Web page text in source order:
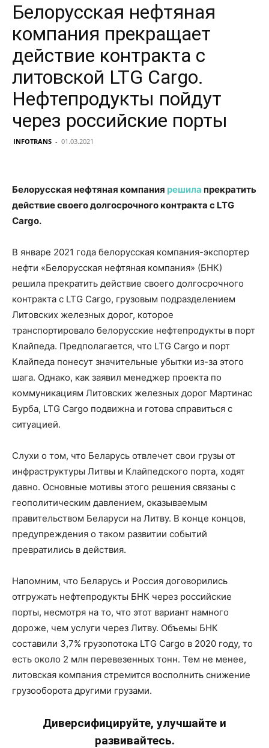
Белорусская нефтяная
компания прекращает
действие контракта с
литовской LTG Cargo.
Нефтепродукты пойдут
через российские порты
INFOTRANS - 01.03.2021
Белорусская нефтяная компания решила прекратить
действие своего долгосрочного контракта с LTG
Cargo.
В январе 2021 года белорусская компания-экспортер
нефти «Белорусская нефтяная компания» (БНК)
решила прекратить действие своего долгосрочного
контракта с LTG Cargo, грузовым подразделением
Литовских железных дорог, которое
транспортировало белорусские нефтепродукты в порт
Клайпеда. Предполагается, что LTG Cargo и порт
Клайпеда понесут значительные убытки из-за этого
шага. Однако, как заявил менеджер проекта по
коммуникациям Литовских железных дорог Мартинас
Бурба, LTG Cargo подвижна и готова справиться с
ситуацией.
Слухи о том, что Беларусь отвлечет свои грузы от
инфраструктуры Литвы и Клайпедского порта, ходят
давно. Основные мотивы этого решения связаны с
геополитическим давлением, оказываемым
правительством Беларуси на Литву. В конце концов,
предупреждения о таком развитии событий
превратились в действия.
Напомним, что Беларусь и Россия договорились
отгружать нефтепродукты БНК через российские
порты, несмотря на то, что этот вариант намного
дороже, чем услуги через Литву. Объемы БНК
составили 3,7% грузопотока LTG Cargo в 2020 году, то
есть около 2 млн перевезенных тонн. Тем не менее,
литовская компания стремится восполнить снижение
грузооборота другими грузами.
Диверсифицируйте, улучшайте и
развивайтесь.